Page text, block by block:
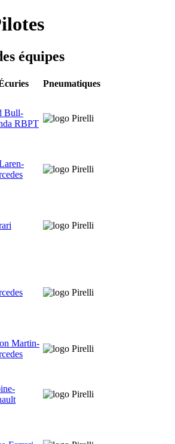
équipes
Pneumatiques
Bull-
RBPT
Martin-